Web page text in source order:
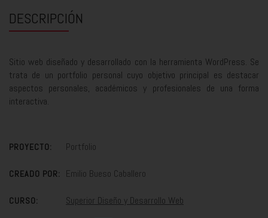
DESCRIPCIÓN
Sitio web diseñado y desarrollado con la herramienta WordPress. Se
trata de un portfolio personal cuyo objetivo principal es destacar
aspectos personales, académicos y profesionales de una forma
interactiva.
PROYECTO: Portfolio
CREADO POR: Emilio Bueso Caballero
CURSO: Superior Diseño y Desarrollo Web